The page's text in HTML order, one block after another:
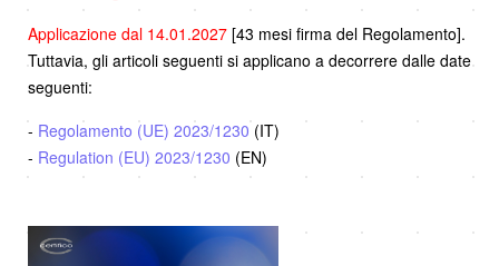
Applicazione dal 14.01.2027 [43 mesi firma del Regolamento].
Tuttavia, gli articoli seguenti si applicano a decorrere dalle date
seguenti:
- Regolamento (UE) 2023/1230 (IT)
- Regulation (EU) 2023/1230 (EN)